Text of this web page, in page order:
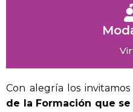
Con alegría los invitamos
de la Formación que